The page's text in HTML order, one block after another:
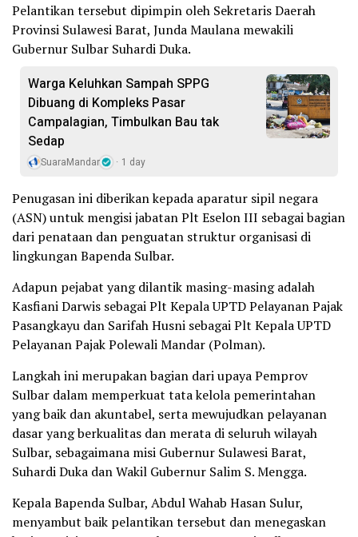
Pelantikan tersebut dipimpin oleh Sekretaris Daerah
Provinsi Sulawesi Barat, Junda Maulana mewakili
Gubernur Sulbar Suhardi Duka.
Warga Keluhkan Sampah SPPG
Dibuang di Kompleks Pasar
Campalagian, Timbulkan Bau tak
Sedap
SuaraMandar 1 day
Penugasan ini diberikan kepada aparatur sipil negara
(ASN) untuk mengisi jabatan Plt Eselon III sebagai bagian
dari penataan dan penguatan struktur organisasi di
lingkungan Bapenda Sulbar.
Adapun pejabat yang dilantik masing-masing adalah
Kasfiani Darwis sebagai Plt Kepala UPTD Pelayanan Pajak
Pasangkayu dan Sarifah Husni sebagai Plt Kepala UPTD
Pelayanan Pajak Polewali Mandar (Polman).
Langkah ini merupakan bagian dari upaya Pemprov
Sulbar dalam memperkuat tata kelola pemerintahan
yang baik dan akuntabel, serta mewujudkan pelayanan
dasar yang berkualitas dan merata di seluruh wilayah
Sulbar, sebagaimana misi Gubernur Sulawesi Barat,
Suhardi Duka dan Wakil Gubernur Salim S. Mengga.
Kepala Bapenda Sulbar, Abdul Wahab Hasan Sulur,
menyambut baik pelantikan tersebut dan menegaskan